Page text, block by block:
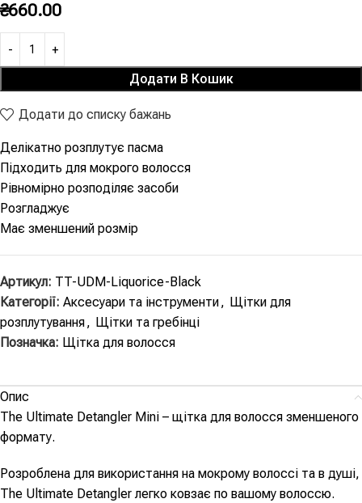
₴660.00
Додати В Кошик
Додати до списку бажань
Делікатно розплутує пасма
Підходить для мокрого волосся
Рівномірно розподіляє засоби
Розгладжує
Має зменшений розмір
Артикул: TT-UDM-Liquorice-Black
Категорії: Аксесуари та інструменти, Щітки для
розплутування, Щітки та гребінці
Позначка: Щітка для волосся
Опис
The Ultimate Detangler Mini – щітка для волосся зменшеного
формату.
Розроблена для використання на мокрому волоссі та в душі,
The Ultimate Detangler легко ковзає по вашому волоссю.